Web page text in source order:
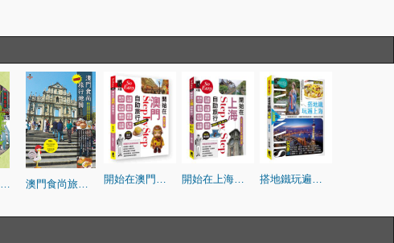
青島自助超簡單 澳門食尚旅行地圖 開始在澳門自助旅行(全新第五版) 開始在上海自助旅行：附蘇州．杭州．迪 士尼（2026～2027年新第七版） 搭地鐵玩遍上海（新第九版）